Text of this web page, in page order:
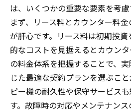
効率的なコピー機運用
経済効率を最大化する
コピー機運用コストの
奥州市で成功するコピ
コピー機導入時に気を
岩手県奥州市でのコピー機
奥州市で賢いコピー機
は、いくつかの重要な要素を考慮
まず、リース料とカウンター料
が肝心です。リース料は初期投
的なコストを見据えるとカウン
の料金体系を把握することで、
じた最適な契約プランを選ぶこ
ピー機の耐久性や保守サービス
す。故障時の対応やメンテナン